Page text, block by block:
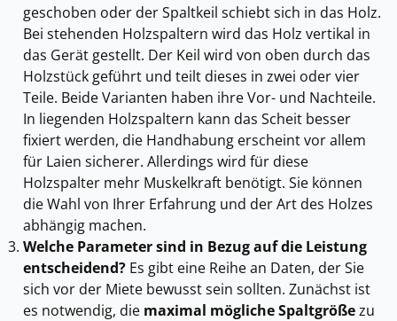
geschoben oder der Spaltkeil schiebt sich in das Holz.
Bei stehenden Holzspaltern wird das Holz vertikal in
das Gerät gestellt. Der Keil wird von oben durch das
Holzstück geführt und teilt dieses in zwei oder vier
Teile. Beide Varianten haben ihre Vor- und Nachteile.
In liegenden Holzspaltern kann das Scheit besser
fixiert werden, die Handhabung erscheint vor allem
für Laien sicherer. Allerdings wird für diese
Holzspalter mehr Muskelkraft benötigt. Sie können
die Wahl von Ihrer Erfahrung und der Art des Holzes
abhängig machen.
Welche Parameter sind in Bezug auf die Leistung
entscheidend? Es gibt eine Reihe an Daten, der Sie
sich vor der Miete bewusst sein sollten. Zunächst ist
es notwendig, die maximal mögliche Spaltgrößezu